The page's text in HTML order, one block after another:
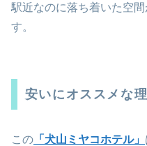
駅近なのに落ち着いた空
す。
安いにオススメな
この 「犬山ミヤコホテル」